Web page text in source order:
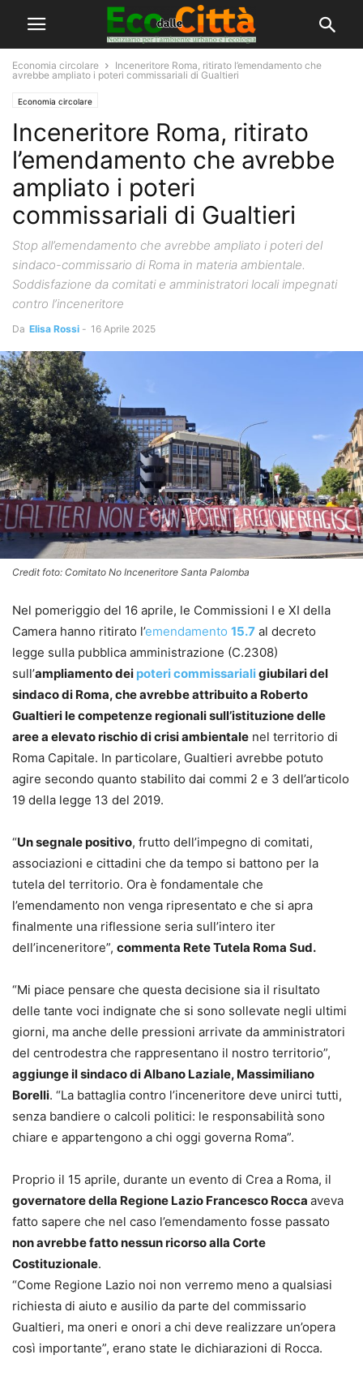
Economia circolare
Inceneritore Roma, ritirato l’emendamento che
avrebbe ampliato i poteri commissariali di Gualtieri
Economia circolare
Inceneritore Roma, ritirato
l’emendamento che avrebbe
ampliato i poteri
commissariali di Gualtieri
Stop all’emendamento che avrebbe ampliato i poteri del
sindaco-commissario di Roma in materia ambientale.
Soddisfazione da comitati e amministratori locali impegnati
contro l’inceneritore
Da Elisa Rossi - 16 Aprile 2025
Credit foto: Comitato No Inceneritore Santa Palomba
Nel pomeriggio del 16 aprile, le Commissioni I e XI della
Camera hanno ritirato l’emendamento 15.7 al decreto
legge sulla pubblica amministrazione (C.2308)
sull’ampliamento dei poteri commissarialigiubilari del
sindaco di Roma, che avrebbe attribuito a Roberto
Gualtieri le competenze regionali sull’istituzione delle
aree a elevato rischio di crisi ambientale nel territorio di
Roma Capitale. In particolare, Gualtieri avrebbe potuto
agire secondo quanto stabilito dai commi 2 e 3 dell’articolo
19 della legge 13 del 2019.
“Un segnale positivo, frutto dell’impegno di comitati,
associazioni e cittadini che da tempo si battono per la
tutela del territorio. Ora è fondamentale che
l’emendamento non venga ripresentato e che si apra
finalmente una riflessione seria sull’intero iter
dell’inceneritore”, commenta Rete Tutela Roma Sud.
“Mi piace pensare che questa decisione sia il risultato
delle tante voci indignate che si sono sollevate negli ultimi
giorni, ma anche delle pressioni arrivate da amministratori
del centrodestra che rappresentano il nostro territorio”,
aggiunge il sindaco di Albano Laziale, Massimiliano
Borelli. “La battaglia contro l’inceneritore deve unirci tutti,
senza bandiere o calcoli politici: le responsabilità sono
chiare e appartengono a chi oggi governa Roma”.
Proprio il 15 aprile, durante un evento di Crea a Roma, il
governatore della Regione Lazio Francesco Rocca aveva
fatto sapere che nel caso l’emendamento fosse passato
non avrebbe fatto nessun ricorso alla Corte
Costituzionale.
“Come Regione Lazio noi non verremo meno a qualsiasi
richiesta di aiuto e ausilio da parte del commissario
Gualtieri, ma oneri e onori a chi deve realizzare un’opera
così importante”, erano state le dichiarazioni di Rocca.